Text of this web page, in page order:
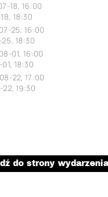
18, 16:00
, 18:30
25, 16:00
, 18:30
01, 16:00
, 18:30
22, 17:00
22, 19:30
do strony wydarzenia